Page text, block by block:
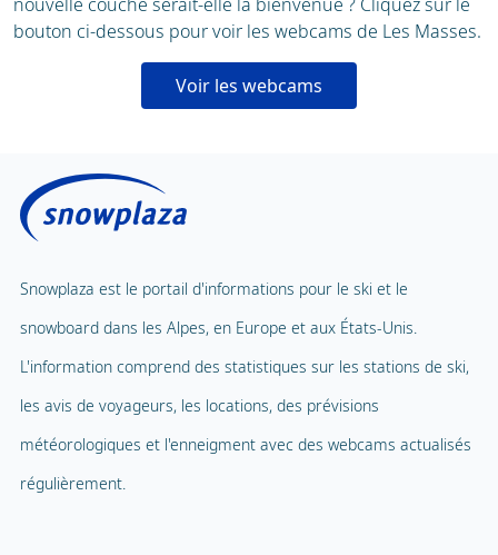
bouton ci-dessous pour voir les webcams de Les Masses.
Voir les webcams
Snowplaza est le portail d'informations pour le ski et le
snowboard dans les Alpes, en Europe et aux États-Unis.
L'information comprend des statistiques sur les stations de ski,
les avis de voyageurs, les locations, des prévisions
météorologiques et l'enneigment avec des webcams actualisés
régulièrement.